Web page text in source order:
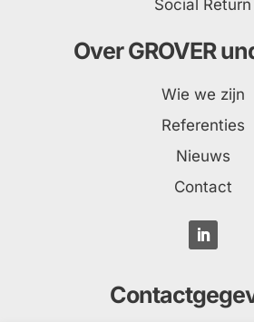
Social Return
Over GROVER
Wie we zijn
Referenties
Nieuws
Contact